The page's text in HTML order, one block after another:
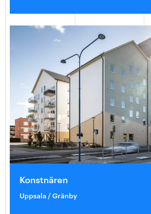
Konstnären
Uppsala / Gränby